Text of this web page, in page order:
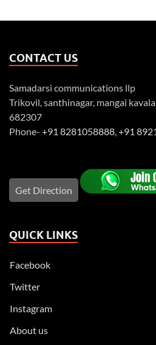
CONTACT US
Samadarsi communications llp
Trikovil, santhinagar, mangai
682307
Phone- +91 8281058888,+91
Get Direction
QUICK LINKS
Facebook
Twitter
Instagram
About us